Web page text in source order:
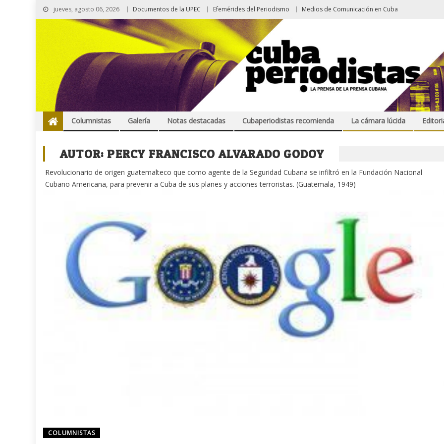
jueves, agosto 06, 2026 Documentos de la UPEC Efemérides del Periodismo Medios de Comunicación en Cuba
Columnistas Galería Notas destacadas Cubaperiodistas recomienda La cámara lúcida
AUTOR:PERCY FRANCISCO ALVARADO GODOY
Revolucionario de origen guatemalteco que como agente de la Seguridad Cubana se infiltró en la Fundación Nacional
Cubano Americana, para prevenir a Cuba de sus planes y acciones terroristas. (Guatemala, 1949)
COLUMNISTAS